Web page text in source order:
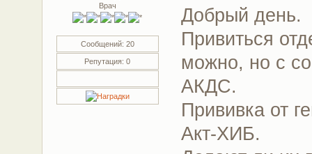
Врач
Сообщений: 20
Репутация: 0
Добрый день.
Привиться
можно, но с
АКДС.
Прививка от
Акт-ХИБ.